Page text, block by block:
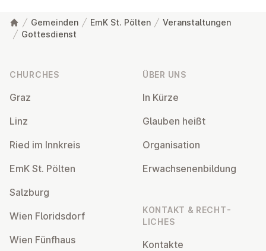
Gemeinden EmK St. Pölten
Veranstaltungen
Gottesdienst
CHURCHES
Graz
Linz
Ried im Innkreis
EmK St. Pölten
Salzburg
Wien Flor­idsdorf
Wien Fünfhaus
ÜBER UNS
In Kürze
Glauben heißt
Or­gan­isa­tion
Er­wach­sen­en­bildung
KONTAKT & RECHT­
LICHES
Kontakte